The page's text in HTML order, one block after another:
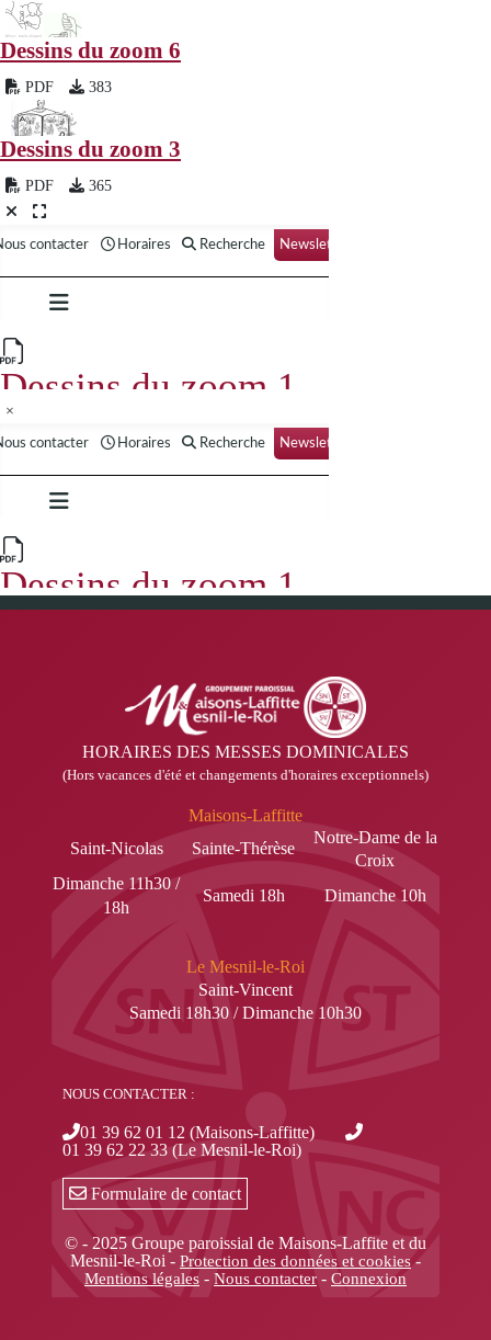
Dessins du zoom 6
PDF 383
Dessins du zoom 3
PDF 365
×
HORAIRES DES MESSES DOMINICALES
(Hors vacances d'été et changements d'horaires exceptionnels)
Maisons-Laffitte
Saint-Nicolas
Sainte-Thérèse
Notre-Dame de la
Croix
Dimanche 11h30 /
18h
Samedi 18h Dimanche 10h
Le Mesnil-le-Roi
Saint-Vincent
Samedi 18h30 / Dimanche 10h30
NOUS CONTACTER :
01 39 62 01 12 (Maisons-Laffitte)
01 39 62 22 33 (Le Mesnil-le-Roi)
Formulaire de contact
© - 2025 Groupe paroissial de Maisons-Laffite et du
Mesnil-le-Roi - Protection des données et cookies -
Mentions légales - Nous contacter - Connexion